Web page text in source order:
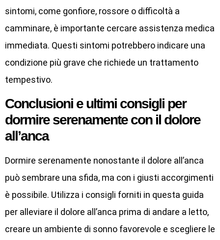
sintomi, come gonfiore, rossore o difficoltà a
camminare, è importante cercare assistenza medica
immediata. Questi sintomi potrebbero indicare una
condizione più grave che richiede un trattamento
tempestivo.
Conclusioni e ultimi consigli per
dormire serenamente con il dolore
all’anca
Dormire serenamente nonostante il dolore all’anca
può sembrare una sfida, ma con i giusti accorgimenti
è possibile. Utilizza i consigli forniti in questa guida
per alleviare il dolore all’anca prima di andare a letto,
creare un ambiente di sonno favorevole e scegliere le